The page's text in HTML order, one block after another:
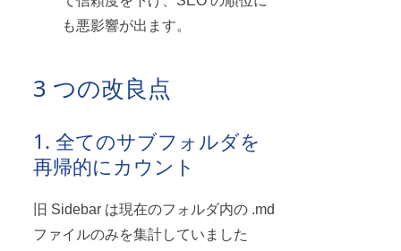
も悪影響が出ます。
3 つの改良点
1. 全てのサブフォルダを
再帰的にカウント
旧 Sidebar は現在のフォルダ内の .md
ファイルのみを集計していました